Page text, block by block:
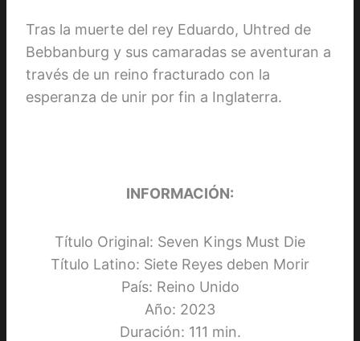
Tras la muerte del rey Eduardo, Uhtred de
Bebbanburg y sus camaradas se aventuran a
través de un reino fracturado con la
esperanza de unir por fin a Inglaterra.
INFORMACIÓN:
Título Original: Seven Kings Must Die
Título Latino: Siete Reyes deben Morir
País: Reino Unido
Año: 2023
Duración: 111 min.